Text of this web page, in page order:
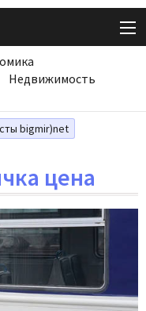
Недвижимость
bigmir)net
цена